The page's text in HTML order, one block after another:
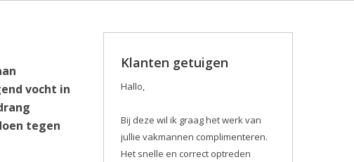
vocht in
tegen
Klanten getuigen
Hallo,
Bij deze wil ik graag het werk van
jullie vakmannen complimenteren.
Het snelle en correct optreden